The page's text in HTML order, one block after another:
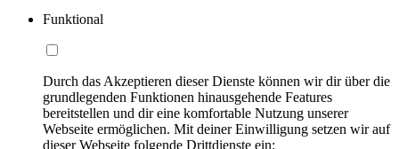
Funktional
Durch das Akzeptieren dieser Dienste können wir dir über die
grundlegenden Funktionen hinausgehende Features
bereitstellen und dir eine komfortable Nutzung unserer
Webseite ermöglichen. Mit deiner Einwilligung setzen wir auf
dieser Webseite folgende Drittdienste ein: